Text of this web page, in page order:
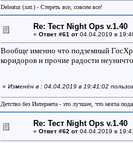
Deleatur (лат.) - Стереть все, совсем все!
Re: Тест Night Ops v.1.40
« Ответ #61 от04.04.2019 в
Вообще именно что подземный
коридоров и прочие радости
« Изменён в : 04.04.2019 в 19:41:02
Детство без Интернета - это лучшее, что могла
Re: Тест Night Ops v.1.40
« Ответ #62 от04.04.2019 в